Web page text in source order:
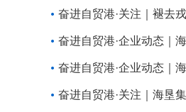
奋进自贸港·关注｜褪去
奋进自贸港·关注｜海垦